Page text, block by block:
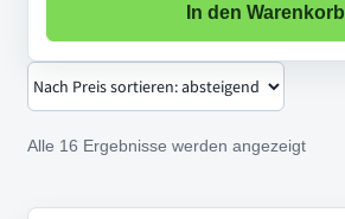
In den Warenkorb
Alle 16 Ergebnisse werden angezeigtNach